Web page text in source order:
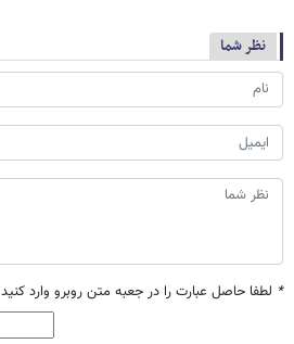
نظر شما
* لطفا حاصل عبارت را در جعبه متن روبرو وارد کنید